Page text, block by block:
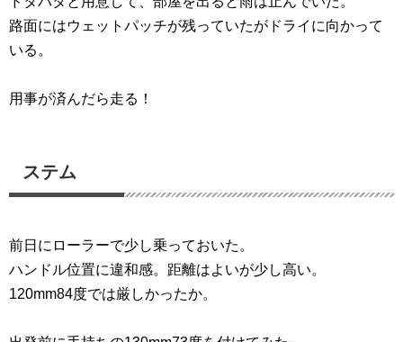
路面にはウェットパッチが残っていたがドライに向かって
いる。
用事が済んだら走る！
ステム
前日にローラーで少し乗っておいた。
ハンドル位置に違和感。距離はよいが少し高い。
120mm84度では厳しかったか。